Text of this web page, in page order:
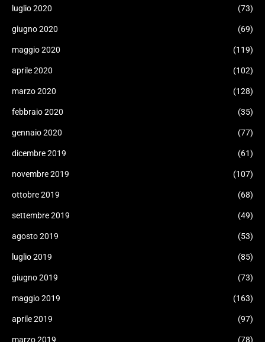
luglio 2020 (73)
giugno 2020 (69)
maggio 2020 (119)
aprile 2020 (102)
marzo 2020 (128)
febbraio 2020 (35)
gennaio 2020 (77)
dicembre 2019 (61)
novembre 2019 (107)
ottobre 2019 (68)
settembre 2019 (49)
agosto 2019 (53)
luglio 2019 (85)
giugno 2019 (73)
maggio 2019 (163)
aprile 2019 (97)
marzo 2019 (78)